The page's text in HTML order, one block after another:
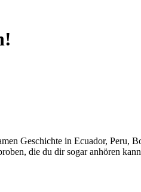
Geschichte in Ecuador, Peru,
die du dir sogar anhören